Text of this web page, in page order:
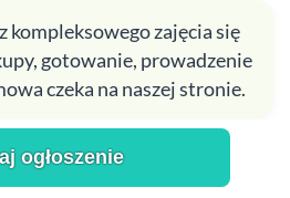
kompleksowego zajęcia się
gotowanie, prowadzenie
czeka na naszej stronie.
ogłoszenie